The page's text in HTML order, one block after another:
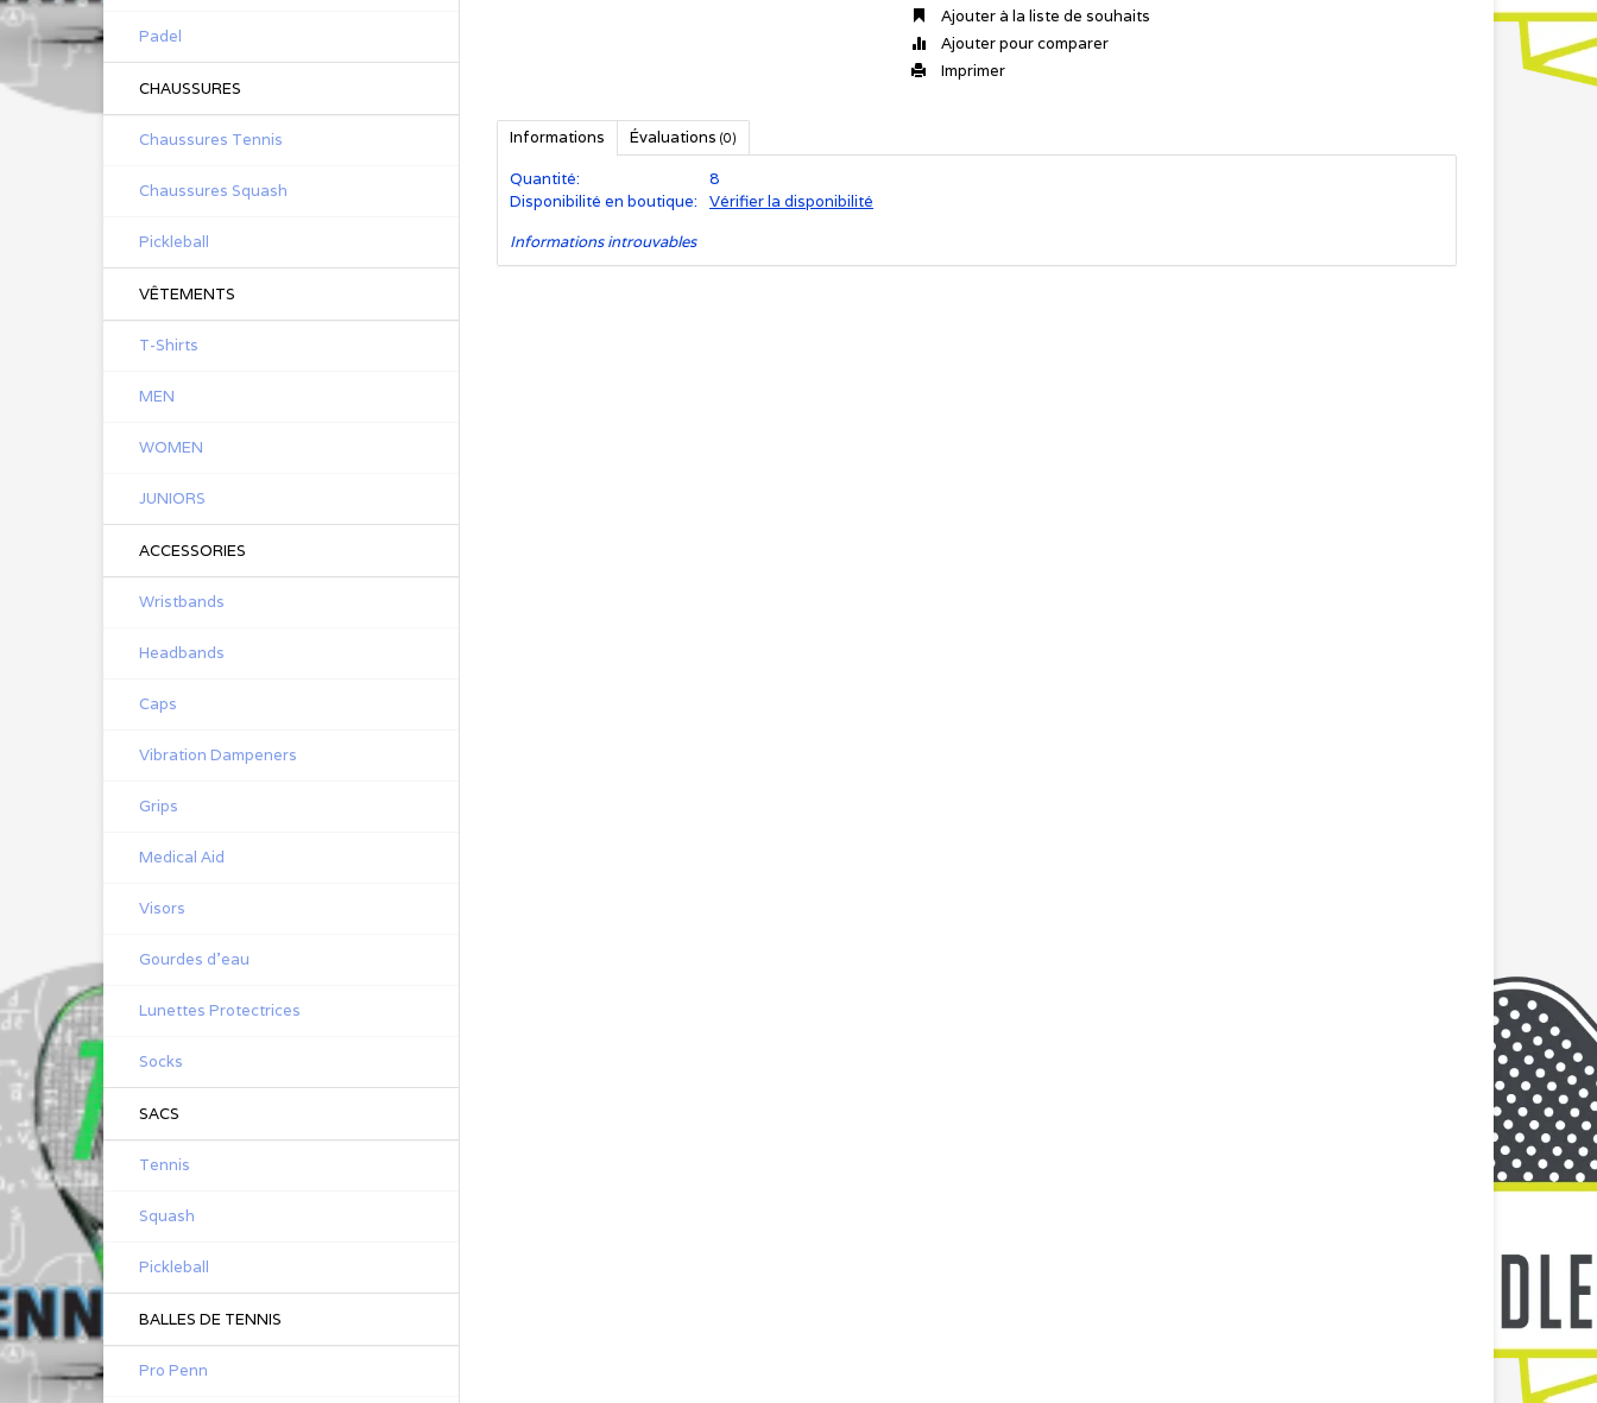
Padel
CHAUSSURES
Chaussures Tennis
Chaussures Squash
Pickleball
VÊTEMENTS
T-Shirts
MEN
WOMEN
JUNIORS
ACCESSORIES
Wristbands
Headbands
Caps
Vibration Dampeners
Grips
Medical Aid
Visors
Gourdes d'eau
Lunettes Protectrices
Socks
SACS
Tennis
Squash
Pickleball
BALLES DE TENNIS
Pro Penn
Ajouter à la liste de souhaits
Ajouter pour comparer
Imprimer
Informations Évaluations (0)
Quantité:
8
Disponibilité en boutique:
Vérifier la disponibilité
Informations introuvables